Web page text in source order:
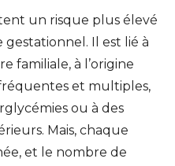
un risque plus élevé
Il est lié à
familiale, à l’origine
et multiples,
ou à des
Mais, chaque
et le nombre de